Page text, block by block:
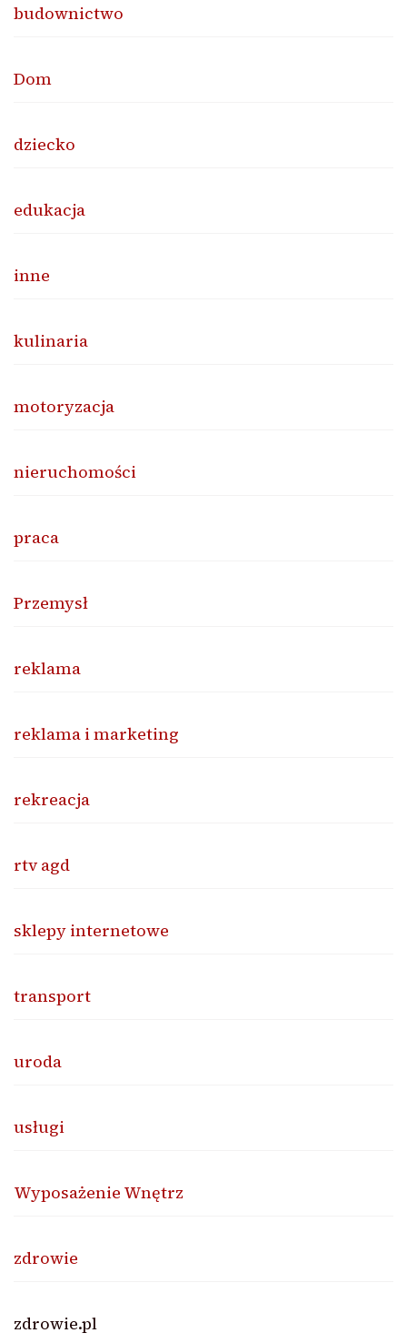
budownictwo
Dom
dziecko
edukacja
inne
kulinaria
motoryzacja
nieruchomości
praca
Przemysł
reklama
reklama i marketing
rekreacja
rtv agd
sklepy internetowe
transport
uroda
usługi
Wyposażenie Wnętrz
zdrowie
zdrowie.pl